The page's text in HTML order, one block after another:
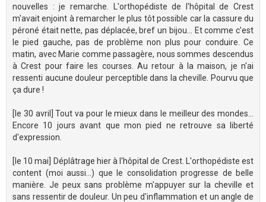
nouvelles : je remarche. L'orthopédiste de l'hôpital de Crest
m'avait enjoint à remarcher le plus tôt possible car la cassure du
péroné était nette, pas déplacée, bref un bijou... Et comme c'est
le pied gauche, pas de problème non plus pour conduire. Ce
matin, avec Marie comme passagère, nous sommes descendus
à Crest pour faire les courses. Au retour à la maison, je n'ai
ressenti aucune douleur perceptible dans la cheville. Pourvu que
ça dure !
[le 30 avril] Tout va pour le mieux dans le meilleur des mondes...
Encore 10 jours avant que mon pied ne retrouve sa liberté
d'expression.
[le 10 mai] Déplâtrage hier à l'hôpital de Crest. L'orthopédiste est
content (moi aussi...) que le consolidation progresse de belle
manière. Je peux sans problème m'appuyer sur la cheville et
sans ressentir de douleur. Un peu d'inflammation et un angle de